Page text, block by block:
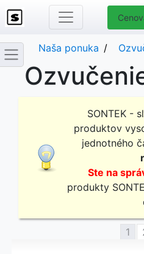
Naša ponuka
SONTEK -
produktov
jednotného
Ste na
produkty
1